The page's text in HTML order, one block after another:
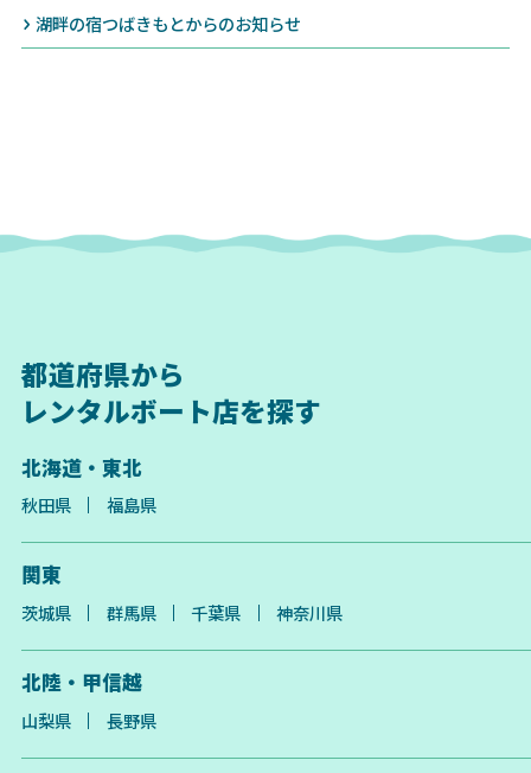
湖畔の宿つばきもとからのお知らせ
都道府県から
レンタルボート店を探す
北海道・東北
秋田県 福島県
関東
茨城県 群馬県 千葉県 神奈川県
北陸・甲信越
山梨県 長野県